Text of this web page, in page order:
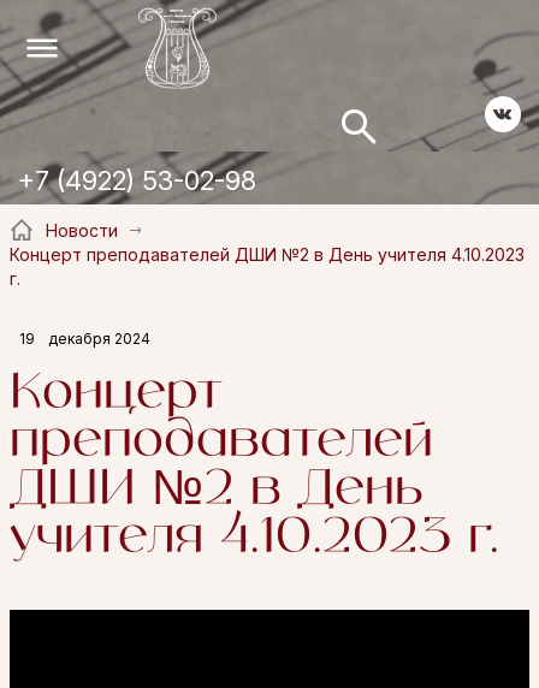
+7 (4922) 53-02-98
Новости
Концерт преподавателей ДШИ №2 в День учителя 4.10.2023
г.
19 декабря 2024
Концерт
преподавателей
ДШИ №2 в День
учителя 4.10.2023 г.